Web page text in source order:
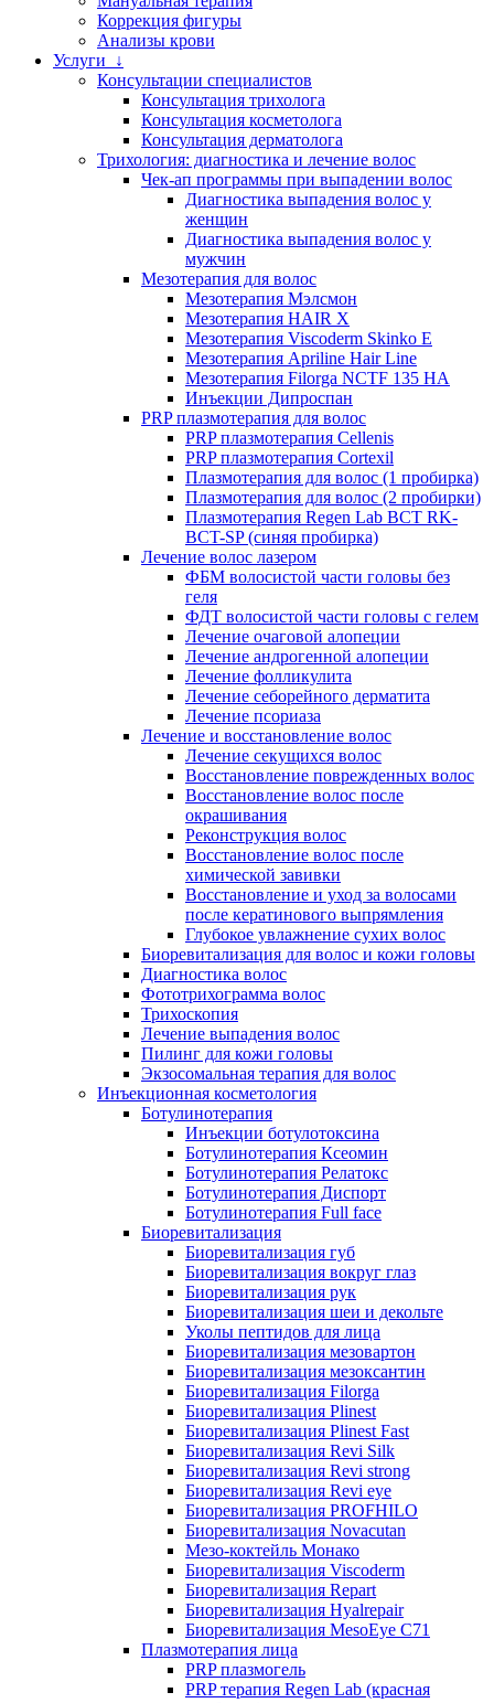
Коррекция фигуры
Анализы крови
Услуги ↓
Консультации специалистов
Консультация трихолога
Консультация косметолога
Консультация дерматолога
Трихология: диагностика и лечение волос
Чек-ап программы при выпадении волос
Диагностика выпадения волос у
женщин
Диагностика выпадения волос у
мужчин
Мезотерапия для волос
Мезотерапия Мэлсмон
Мезотерапия HAIR X
Мезотерапия Viscoderm Skinko E
Мезотерапия Apriline Hair Line
Мезотерапия Filorga NCTF 135 HA
Инъекции Дипроспан
PRP плазмотерапия для волос
PRP плазмотерапия Cellenis
PRP плазмотерапия Cortexil
Плазмотерапия для волос (1 пробирка)
Плазмотерапия для волос (2 пробирки)
Плазмотерапия Regen Lab BCT RK-
BCT-SP (синяя пробирка)
Лечение волос лазером
ФБМ волосистой части головы без
геля
ФДТ волосистой части головы с гелем
Лечение очаговой алопеции
Лечение андрогенной алопеции
Лечение фолликулита
Лечение себорейного дерматита
Лечение псориаза
Лечение и восстановление волос
Лечение секущихся волос
Восстановление поврежденных волос
Восстановление волос после
окрашивания
Реконструкция волос
Восстановление волос после
химической завивки
Восстановление и уход за волосами
после кератинового выпрямления
Глубокое увлажнение сухих волос
Биоревитализация для волос и кожи головы
Диагностика волос
Фототрихограмма волос
Трихоскопия
Лечение выпадения волос
Пилинг для кожи головы
Экзосомальная терапия для волос
Инъекционная косметология
Ботулинотерапия
Инъекции ботулотоксина
Ботулинотерапия Ксеомин
Ботулинотерапия Релатокс
Ботулинотерапия Диспорт
Ботулинотерапия Full face
Биоревитализация
Биоревитализация губ
Биоревитализация вокруг глаз
Биоревитализация рук
Биоревитализация шеи и декольте
Уколы пептидов для лица
Биоревитализация мезовартон
Биоревитализация мезоксантин
Биоревитализация Filorga
Биоревитализация Plinest
Биоревитализация Plinest Fast
Биоревитализация Revi Silk
Биоревитализация Revi strong
Биоревитализация Revi eye
Биоревитализация PROFHILO
Биоревитализация Novacutan
Мезо-коктейль Монако
Биоревитализация Viscoderm
Биоревитализация Repart
Биоревитализация Hyalrepair
Биоревитализация MesoEye C71
Плазмотерапия лица
PRP плазмогель
PRP терапия Regen Lab (красная